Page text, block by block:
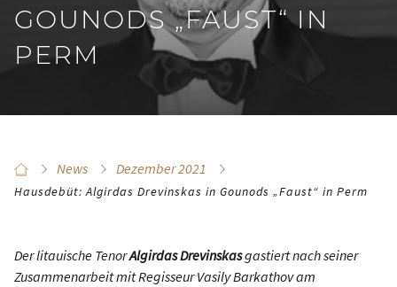
GOUNODS „FAUST“ IN
PERM
News Dezember 2021
Hausdebüt: Algirdas Drevinskas in Gounods „Faust“ in Perm
Der litauische TenorAlgirdas Drevinskasgastiert nach seiner
Zusammenarbeit mit Regisseur Vasily Barkathov am